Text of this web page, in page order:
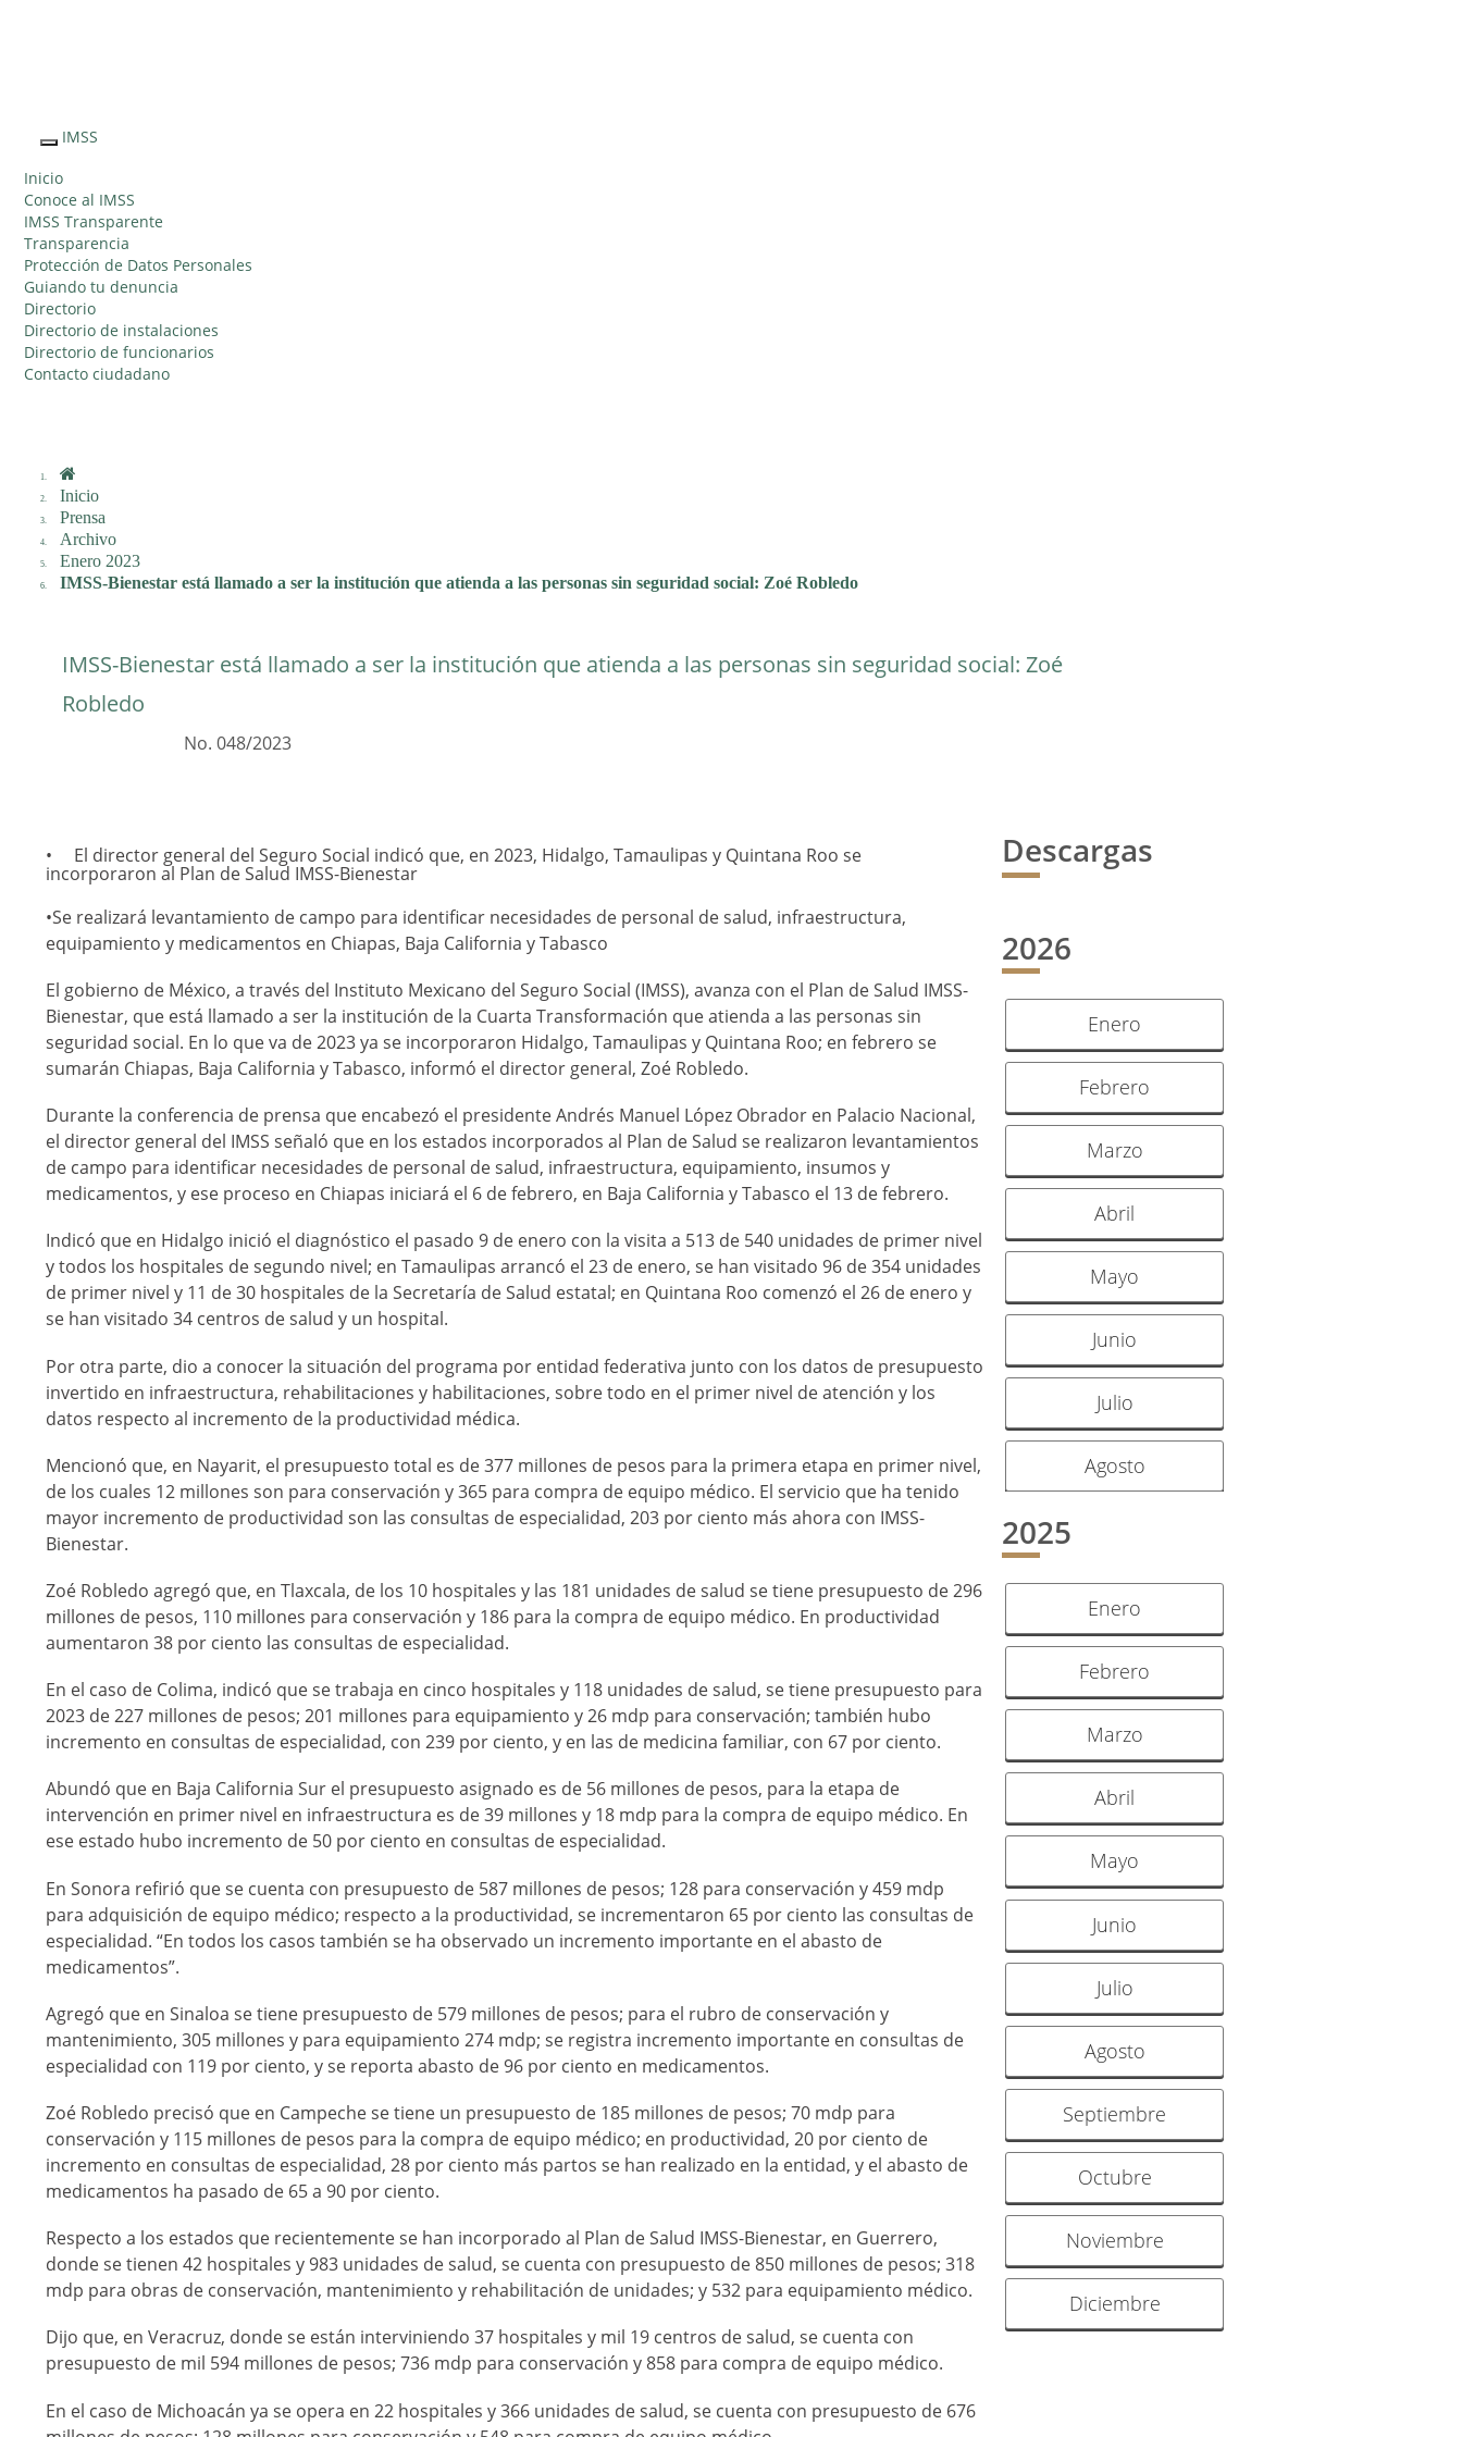
Interruptor
Navegación
IMSS
Inicio
Conoce al IMSS
IMSS Transparente
Transparencia
Protección de Datos Personales
Guiando tu denuncia
Directorio
Directorio de instalaciones
Directorio de funcionarios
Contacto ciudadano
Inicio
Prensa
Archivo
Enero 2023
IMSS-Bienestar está llamado a ser la institución que atienda a las personas sin seguridad social: Zoé Robledo
IMSS-Bienestar está llamado a ser la institución que atienda a las personas sin seguridad social: Zoé
Robledo
No. 048/2023
El director general del Seguro Social indicó que, en 2023, Hidalgo, Tamaulipas y Quintana Roo se
incorporaron al Plan de Salud IMSS-Bienestar
•Se realizará levantamiento de campo para identificar necesidades de personal de salud, infraestructura,
equipamiento y medicamentos en Chiapas, Baja California y Tabasco
El gobierno de México, a través del Instituto Mexicano del Seguro Social (IMSS), avanza con el Plan de Salud IMSS-
Bienestar, que está llamado a ser la institución de la Cuarta Transformación que atienda a las personas sin
seguridad social. En lo que va de 2023 ya se incorporaron Hidalgo, Tamaulipas y Quintana Roo; en febrero se
sumarán Chiapas, Baja California y Tabasco, informó el director general, Zoé Robledo.
Durante la conferencia de prensa que encabezó el presidente Andrés Manuel López Obrador en Palacio Nacional,
el director general del IMSS señaló que en los estados incorporados al Plan de Salud se realizaron levantamientos
de campo para identificar necesidades de personal de salud, infraestructura, equipamiento, insumos y
medicamentos, y ese proceso en Chiapas iniciará el 6 de febrero, en Baja California y Tabasco el 13 de febrero.
Indicó que en Hidalgo inició el diagnóstico el pasado 9 de enero con la visita a 513 de 540 unidades de primer nivel
y todos los hospitales de segundo nivel; en Tamaulipas arrancó el 23 de enero, se han visitado 96 de 354 unidades
de primer nivel y 11 de 30 hospitales de la Secretaría de Salud estatal; en Quintana Roo comenzó el 26 de enero y
se han visitado 34 centros de salud y un hospital.
Por otra parte, dio a conocer la situación del programa por entidad federativa junto con los datos de presupuesto
invertido en infraestructura, rehabilitaciones y habilitaciones, sobre todo en el primer nivel de atención y los
datos respecto al incremento de la productividad médica.
Mencionó que, en Nayarit, el presupuesto total es de 377 millones de pesos para la primera etapa en primer nivel,
de los cuales 12 millones son para conservación y 365 para compra de equipo médico. El servicio que ha tenido
mayor incremento de productividad son las consultas de especialidad, 203 por ciento más ahora con IMSS-
Bienestar.
Zoé Robledo agregó que, en Tlaxcala, de los 10 hospitales y las 181 unidades de salud se tiene presupuesto de 296
millones de pesos, 110 millones para conservación y 186 para la compra de equipo médico. En productividad
aumentaron 38 por ciento las consultas de especialidad.
En el caso de Colima, indicó que se trabaja en cinco hospitales y 118 unidades de salud, se tiene presupuesto para
2023 de 227 millones de pesos; 201 millones para equipamiento y 26 mdp para conservación; también hubo
incremento en consultas de especialidad, con 239 por ciento, y en las de medicina familiar, con 67 por ciento.
Abundó que en Baja California Sur el presupuesto asignado es de 56 millones de pesos, para la etapa de
intervención en primer nivel en infraestructura es de 39 millones y 18 mdp para la compra de equipo médico. En
ese estado hubo incremento de 50 por ciento en consultas de especialidad.
En Sonora refirió que se cuenta con presupuesto de 587 millones de pesos; 128 para conservación y 459 mdp
para adquisición de equipo médico; respecto a la productividad, se incrementaron 65 por ciento las consultas de
especialidad. “En todos los casos también se ha observado un incremento importante en el abasto de
medicamentos”.
Agregó que en Sinaloa se tiene presupuesto de 579 millones de pesos; para el rubro de conservación y
mantenimiento, 305 millones y para equipamiento 274 mdp; se registra incremento importante en consultas de
especialidad con 119 por ciento, y se reporta abasto de 96 por ciento en medicamentos.
Zoé Robledo precisó que en Campeche se tiene un presupuesto de 185 millones de pesos; 70 mdp para
conservación y 115 millones de pesos para la compra de equipo médico; en productividad, 20 por ciento de
incremento en consultas de especialidad, 28 por ciento más partos se han realizado en la entidad, y el abasto de
medicamentos ha pasado de 65 a 90 por ciento.
Respecto a los estados que recientemente se han incorporado al Plan de Salud IMSS-Bienestar, en Guerrero,
donde se tienen 42 hospitales y 983 unidades de salud, se cuenta con presupuesto de 850 millones de pesos; 318
mdp para obras de conservación, mantenimiento y rehabilitación de unidades; y 532 para equipamiento médico.
Dijo que, en Veracruz, donde se están interviniendo 37 hospitales y mil 19 centros de salud, se cuenta con
presupuesto de mil 594 millones de pesos; 736 mdp para conservación y 858 para compra de equipo médico.
En el caso de Michoacán ya se opera en 22 hospitales y 366 unidades de salud, se cuenta con presupuesto de 676
Descargas
2026
Enero
Febrero
Marzo
Abril
Mayo
Junio
Julio
Agosto
2025
Enero
Febrero
Marzo
Abril
Mayo
Junio
Julio
Agosto
Septiembre
Octubre
Noviembre
Diciembre